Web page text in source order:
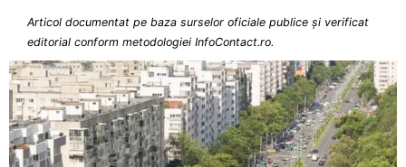
Articol documentat pe baza surselor oficiale publice și verificat
editorial conform metodologiei InfoContact.ro.